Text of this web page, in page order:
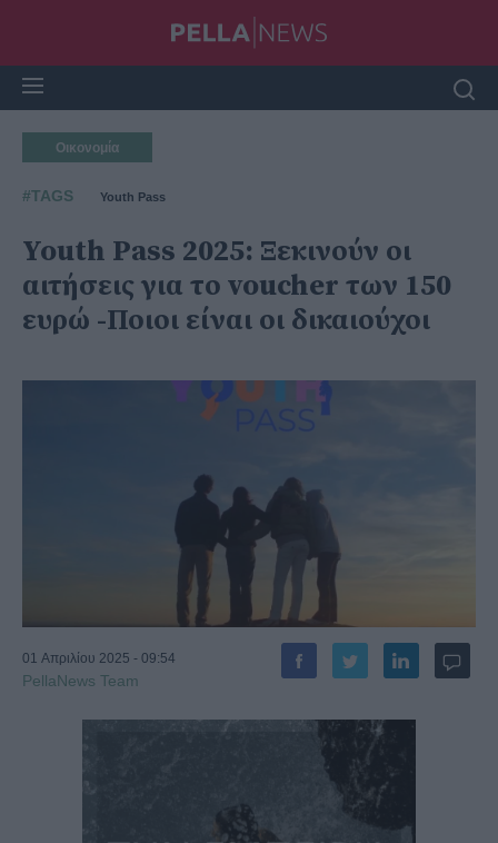
Οικονομία
#TAGS Youth Pass
Youth Pass 2025: Ξεκινούν οι
αιτήσεις για το voucher των 150
ευρώ -Ποιοι είναι οι δικαιούχοι
01 Απριλίου 2025 - 09:54
PellaNews Team